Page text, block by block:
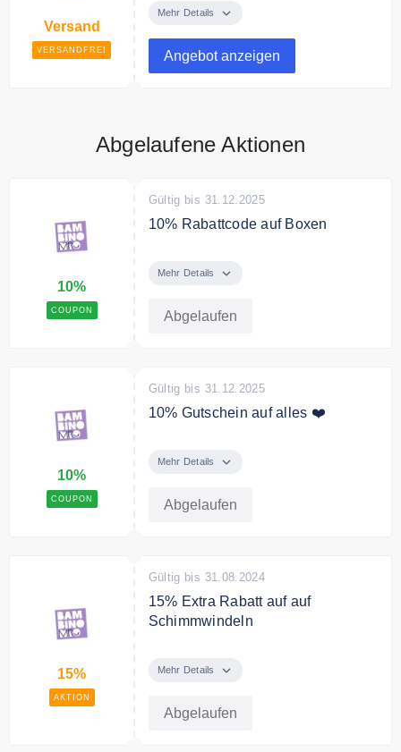
Versand
VERSANDFREI
Mio versandkostenfrei.
Mehr Details
Angebot anzeigen
Abgelaufene Aktionen
10%
COUPON
Gültig bis 31.12.2025
10% Rabattcode auf Boxen
Extra Rabatt auf Boxen.
Mehr Details
Abgelaufen
10%
COUPON
Gültig bis 31.12.2025
10% Gutschein auf alles ❤️
Rabatt auf das gesamte Sortiment.
Mehr Details
Abgelaufen
15%
AKTION
Gültig bis 31.08.2024
15% Extra Rabatt auf auf
Schimmwindeln
spare extra 15%. Spare insgesamt
Mehr Details
Abgelaufen